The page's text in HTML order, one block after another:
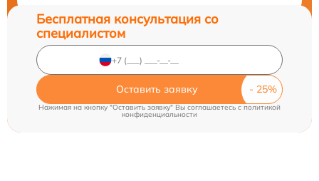
Бесплатная консультация со
специалистом
Оставить заявку
Нажимая на кнопку "Оставить заявку" Вы соглашаетесь cполитикой
конфиденциальности